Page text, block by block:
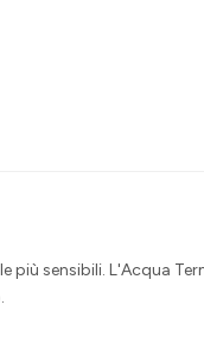
sensibili. L'Acqua